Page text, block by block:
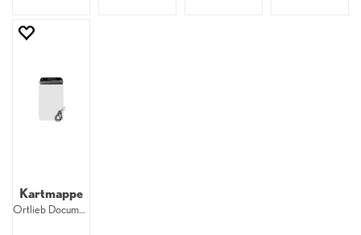
Kartmappe
Ortlieb Document Bag A5 15 x 22 cm